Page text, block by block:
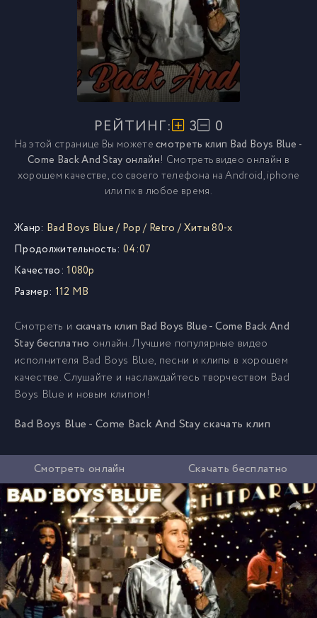
РЕЙТИНГ: 3 0
На этой странице Вы можетесмотреть клип Bad Boys Blue -
Come Back And Stay онлайн! Смотреть видео онлайн в
хорошем качестве, со своего телефона на Android, iphone
или пк в любое время.
Жанр: Bad Boys Blue/ Pop/ Retro /Хиты 80-х
Продолжительность: 04:07
Качество: 1080p
Размер: 112 MB
Смотреть и скачать клип Bad Boys Blue - Come Back And
Stay бесплатно онлайн. Лучшие популярные видео
исполнителя Bad Boys Blue, песни и клипы в хорошем
качестве. Слушайте и наслаждайтесь творчеством Bad
Boys Blue и новым клипом!
Bad Boys Blue - Come Back And Stay скачать клип
Смотреть онлайн Скачать бесплатно